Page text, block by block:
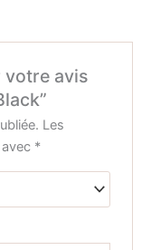
votre avis
Les
*